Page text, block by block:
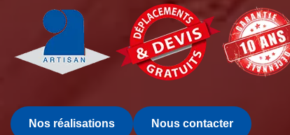
Nos réalisations Nous contacter